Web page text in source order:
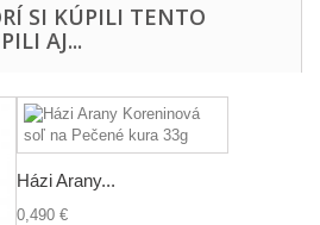
SI KÚPILI TENTO
AJ...
Házi Arany...
0,490 €